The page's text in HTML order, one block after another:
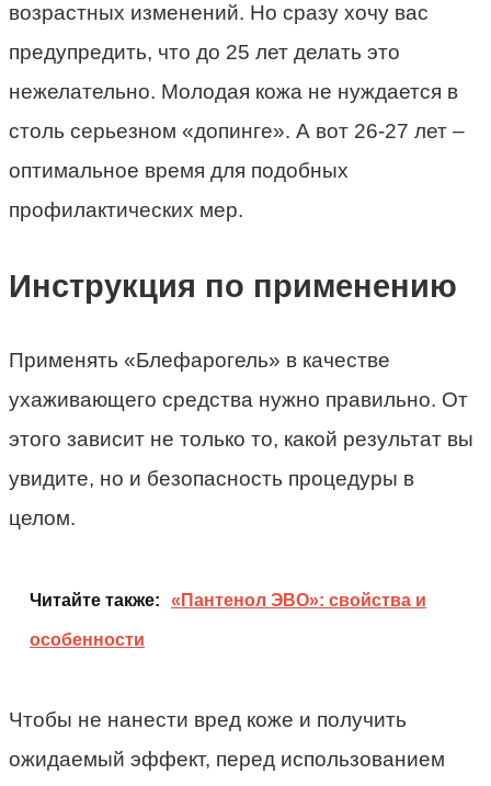
возрастных изменений. Но сразу хочу вас
предупредить, что до 25 лет делать это
нежелательно. Молодая кожа не нуждается в
столь серьезном «допинге». А вот 26-27 лет –
оптимальное время для подобных
профилактических мер.
Инструкция по применению
Применять «Блефарогель» в качестве
ухаживающего средства нужно правильно. От
этого зависит не только то, какой результат вы
увидите, но и безопасность процедуры в
целом.
Читайте также: «Пантенол ЭВО»: свойства и
особенности
Чтобы не нанести вред коже и получить
ожидаемый эффект, перед использованием